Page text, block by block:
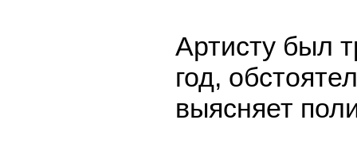
Артисту был
год,
выясняет